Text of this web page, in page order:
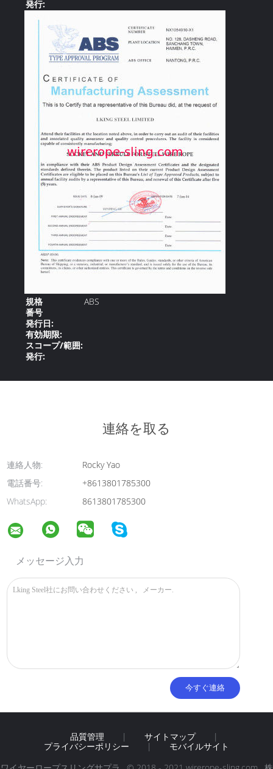
発行:
規格
ABS
番号
発行日:
有効期限:
スコープ/範囲:
発行:
連絡を取る
連絡人物:
Rocky Yao
電話番号:
+8613801785300
WhatsApp:
8613801785300
メッセージ入力
品質管理 | サイトマップ
|
プライバシーポリシー
|
モバイルサイト